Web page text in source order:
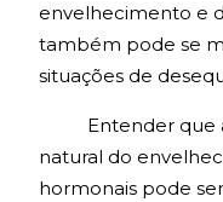
envelhecimento e
também pode se
situações de
Entender que
natural do
hormonais pode